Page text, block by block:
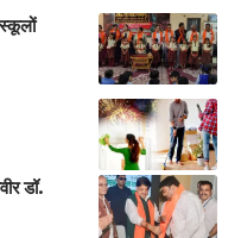
स्कूलों
डॉ.